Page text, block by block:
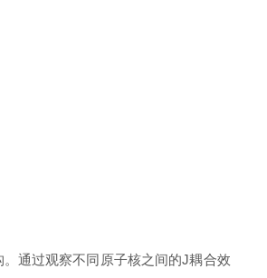
通过观察不同原子核之间的J耦合效